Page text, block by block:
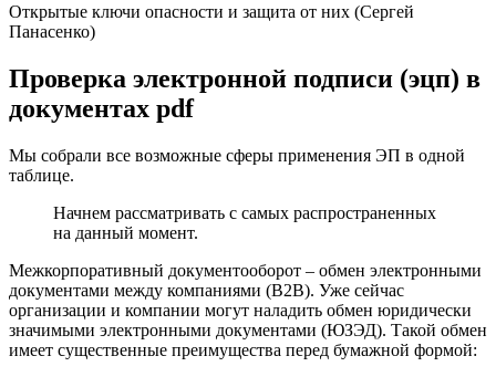
Открытые ключи опасности и защита от них (Сергей
Панасенко)
Проверка электронной подписи (эцп) в
документах pdf
Мы собрали все возможные сферы применения ЭП в одной
таблице.
Начнем рассматривать с самых распространенных
на данный момент.
Межкорпоративный документооборот – обмен электронными
документами между компаниями (B2B). Уже сейчас
организации и компании могут наладить обмен юридически
значимыми электронными документами (ЮЗЭД). Такой обмен
имеет существенные преимущества перед бумажной формой: